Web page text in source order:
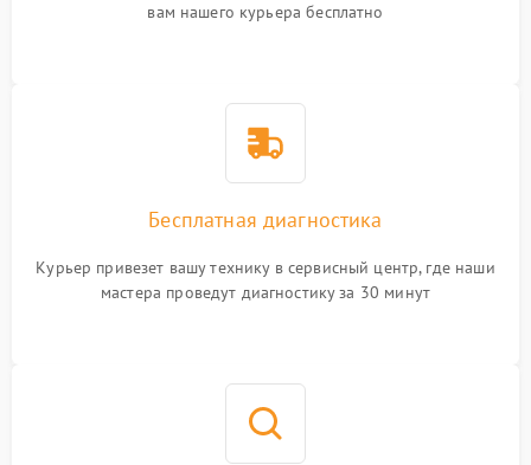
вам нашего курьера бесплатно
Бесплатная диагностика
Курьер привезет вашу технику в сервисный центр, где наши
мастера проведут диагностику за 30 минут